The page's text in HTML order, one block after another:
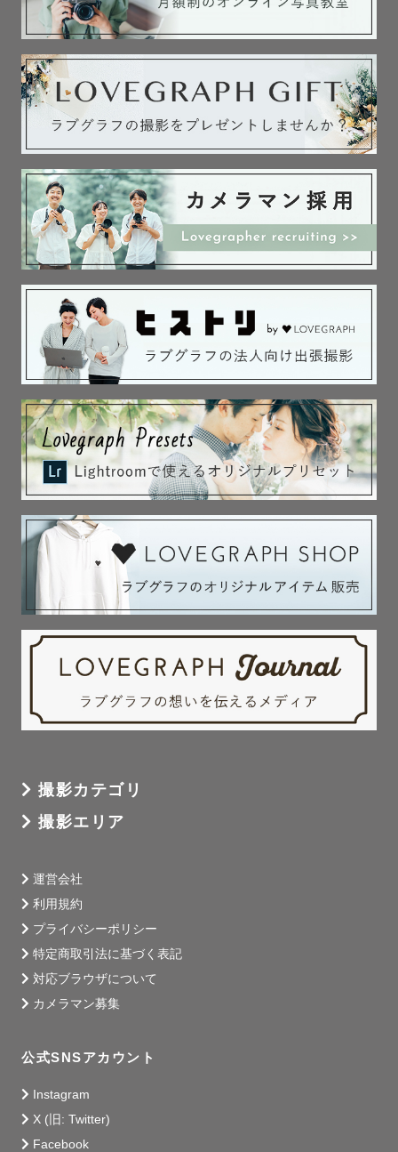
撮影カテゴリ
撮影エリア
運営会社
利用規約
プライバシーポリシー
特定商取引法に基づく表記
対応ブラウザについて
カメラマン募集
公式SNSアカウント
Instagram
X (旧: Twitter)
Facebook